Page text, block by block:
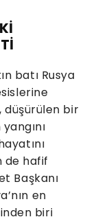
batı Rusya
düşürülen bir
de hafif
Başkanı
en
biri